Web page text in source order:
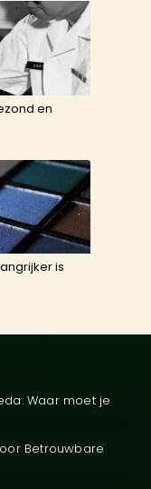
en
is
Waar moet je
Betrouwbare